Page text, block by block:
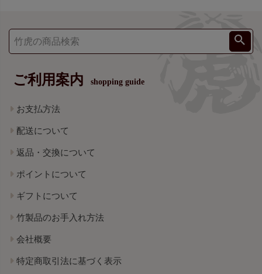
ご利用案内 shopping guide
お支払方法
配送について
返品・交換について
ポイントについて
ギフトについて
竹製品のお手入れ方法
会社概要
特定商取引法に基づく表示